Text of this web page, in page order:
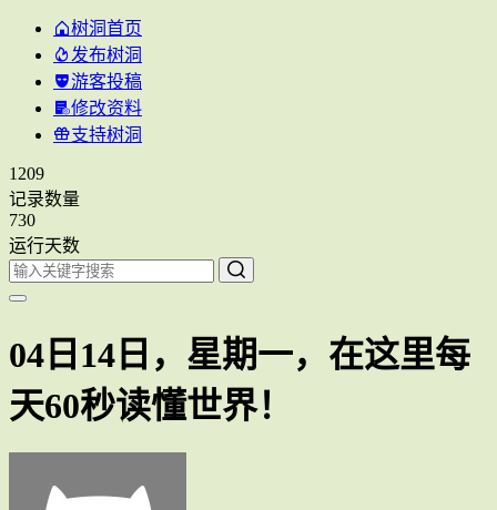
树洞首页
发布树洞
游客投稿
修改资料
支持树洞
1209
记录数量
730
运行天数
04日14日，星期一，在这里每
天60秒读懂世界！